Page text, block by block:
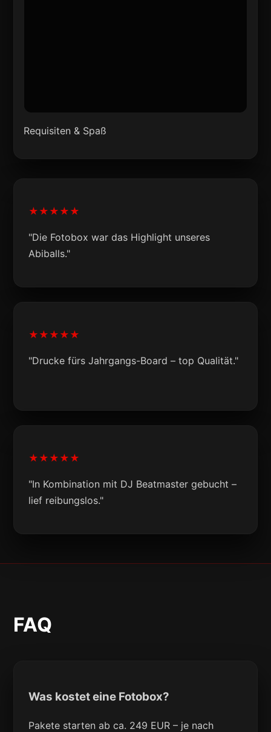
Requisiten & Spaß
★★★★★
"Die Fotobox war das Highlight unseres
Abiballs."
★★★★★
"Drucke fürs Jahrgangs-Board – top Qualität."
★★★★★
"In Kombination mit DJ Beatmaster gebucht –
lief reibungslos."
FAQ
Was kostet eine Fotobox?
Pakete starten ab ca. 249 EUR – je nach